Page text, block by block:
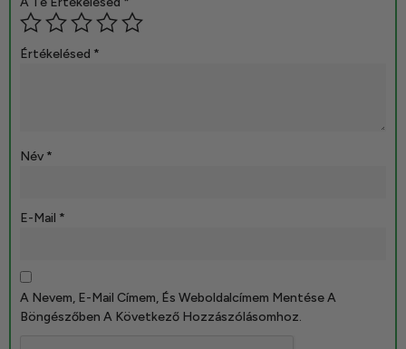
Értékelésed *
Név *
E-Mail *
A Nevem, E-Mail Címem, És Weboldalcímem Mentése A
Böngészőben A Következő Hozzászólásomhoz.